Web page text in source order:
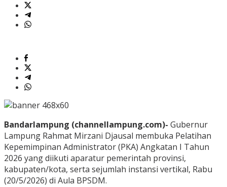
Bandarlampung (channellampung.com)- Gubernur
Lampung Rahmat Mirzani Djausal membuka Pelatihan
Kepemimpinan Administrator (PKA) Angkatan I Tahun
2026 yang diikuti aparatur pemerintah provinsi,
kabupaten/kota, serta sejumlah instansi vertikal, Rabu
(20/5/2026) di Aula BPSDM.